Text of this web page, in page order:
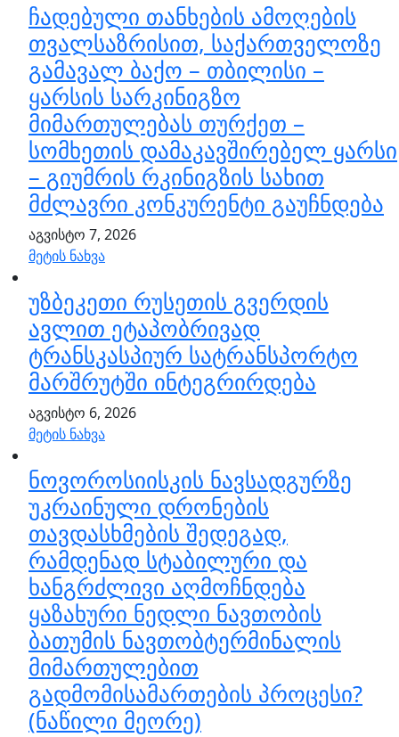
ჩადებული თანხების ამოღების
თვალსაზრისით, საქართველოზე
გამავალ ბაქო – თბილისი –
ყარსის სარკინიგზო
მიმართულებას თურქეთ –
სომხეთის დამაკავშირებელ ყარსი
– გიუმრის რკინიგზის სახით
მძლავრი კონკურენტი გაუჩნდება
აგვისტო 7, 2026
მეტის ნახვა
უზბეკეთი რუსეთის გვერდის
ავლით ეტაპობრივად
ტრანსკასპიურ სატრანსპორტო
მარშრუტში ინტეგრირდება
აგვისტო 6, 2026
მეტის ნახვა
ნოვოროსიისკის ნავსადგურზე
უკრაინული დრონების
თავდასხმების შედეგად,
რამდენად სტაბილური და
ხანგრძლივი აღმოჩნდება
ყაზახური ნედლი ნავთობის
ბათუმის ნავთობტერმინალის
მიმართულებით
გადმომისამართების პროცესი?
(ნაწილი მეორე)